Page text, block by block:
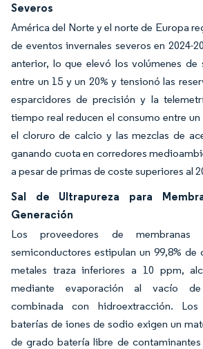
Severos
América del Norte y el norte de Europa
de eventos invernales severos en 2024-
anterior, lo que elevó los volúmenes de
entre un 15 y un 20% y tensionó las
esparcidores de precisión y la
tiempo real reducen el consumo entre un
el cloruro de calcio y las mezclas de
ganando cuota en corredores
a pesar de primas de coste superiores al
Sal de Ultrapureza para
Generación
Los proveedores de
semiconductores estipulan un 99,8%
metales traza inferiores a 10 ppm,
mediante evaporación al vacío
combinada con hidroextracción. Los
baterías de iones de sodio exigen un
de grado batería libre de